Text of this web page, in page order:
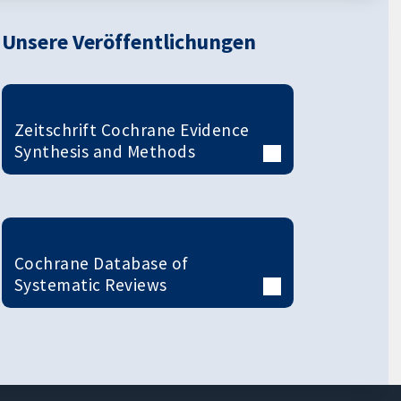
Unsere Veröffentlichungen
Zeitschrift Cochrane Evidence
Synthesis and Methods
Cochrane Database of
Systematic Reviews